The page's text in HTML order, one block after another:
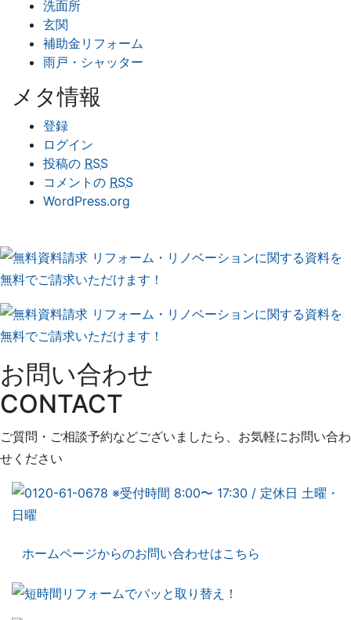
洗面所
玄関
補助金リフォーム
雨戸・シャッター
メタ情報
登録
ログイン
投稿の RSS
コメントの RSS
WordPress.org
お問い合わせ
CONTACT
ご質問・ご相談予約などございましたら、お気軽にお問い合わ
せください
ホームページからのお問い合わせはこちら